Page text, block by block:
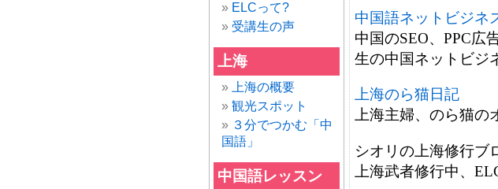
ELCって?
受講生の声
上海
上海の概要
観光スポット
３分でつかむ「中
国語」
中国語レッスン
中国語ネットビジネ
中国のSEO、PPC広
生の中国ネットビジ
上海のら猫日記
上海主婦、のら猫の
シオリの上海修行ブ
上海武者修行中、